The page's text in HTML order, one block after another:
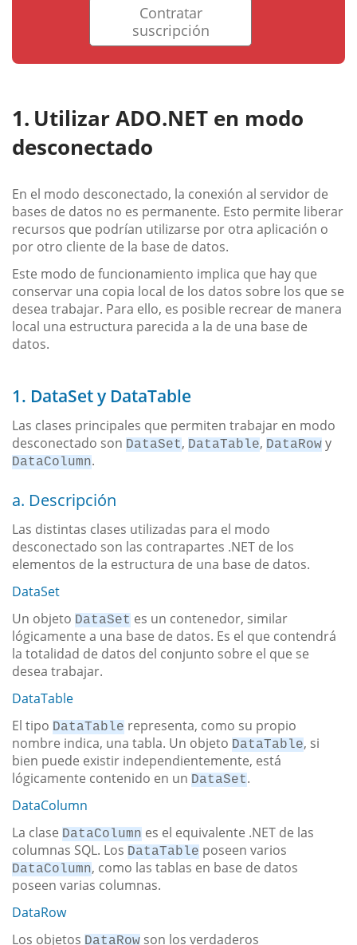
Contratar
suscripción
Utilizar ADO.NET en modo
desconectado
En el modo desconectado, la conexión al servidor de
bases de datos no es permanente. Esto permite liberar
recursos que podrían utilizarse por otra aplicación o
por otro cliente de la base de datos.
Este modo de funcionamiento implica que hay que
conservar una copia local de los datos sobre los que se
desea trabajar. Para ello, es posible recrear de manera
local una estructura parecida a la de una base de
datos.
1. DataSet y DataTable
Las clases principales que permiten trabajar en modo
desconectado son DataSet, DataTable, DataRow y
DataColumn.
a. Descripción
Las distintas clases utilizadas para el modo
desconectado son las contrapartes .NET de los
elementos de la estructura de una base de datos.
DataSet
Un objeto DataSet es un contenedor, similar
lógicamente a una base de datos. Es el que contendrá
la totalidad de datos del conjunto sobre el que se
desea trabajar.
DataTable
El tipo DataTable representa, como su propio
nombre indica, una tabla. Un objeto DataTable, si
bien puede existir independientemente, está
lógicamente contenido en un DataSet.
DataColumn
La clase DataColumn es el equivalente .NET de las
columnas SQL. Los DataTable poseen varios
DataColumn, como las tablas en base de datos
poseen varias columnas.
DataRow
Los objetos DataRow son los verdaderos